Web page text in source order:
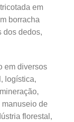
em
borracha
dos dedos,
em diversos
logística,
de
florestal,